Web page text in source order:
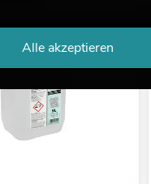
Alle akzeptieren